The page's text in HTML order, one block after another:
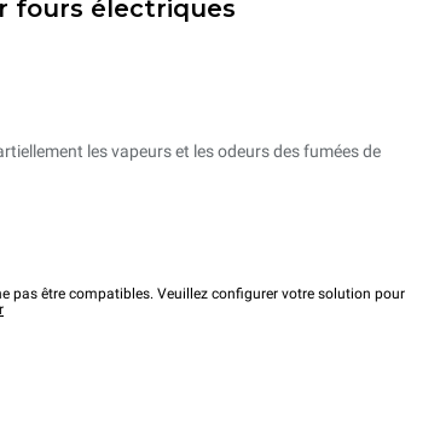
fours électriques
les vapeurs et les odeurs des fumées de
pas être compatibles. Veuillez configurer votre solution pour